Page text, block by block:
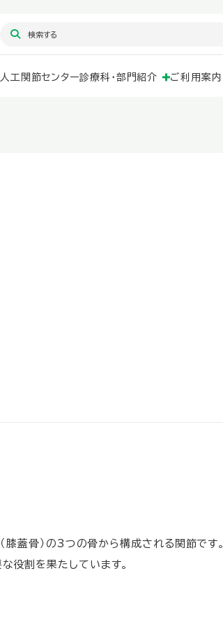
人工関節センター診療科・部門紹介 ご利用案内
膝蓋骨）の3つの骨から構成される関節です。
役割を果たしています。